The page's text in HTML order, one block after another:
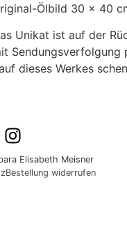
Ölbild 30 x 40
Unikat ist auf der
Sendungsverfolgung
dieses Werkes
Elisabeth Meisner
Bestellung widerrufen